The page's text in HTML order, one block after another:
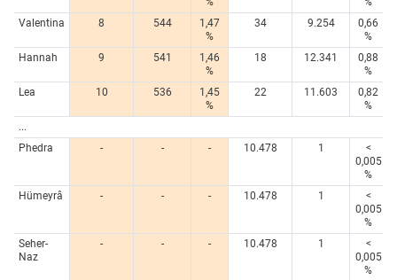
Valentina
8 544
1,47
%
34 9.254
0,66
%
Hannah
9 541
1,46
%
18 12.341
0,88
%
Lea
10 536
1,45
%
22 11.603
0,82
%
...
Phedra
- - - 10.478 1
<
0,005
%
Hümeyrâ
- - - 10.478 1
<
0,005
%
Seher-
Naz
- - - 10.478 1
<
0,005
%